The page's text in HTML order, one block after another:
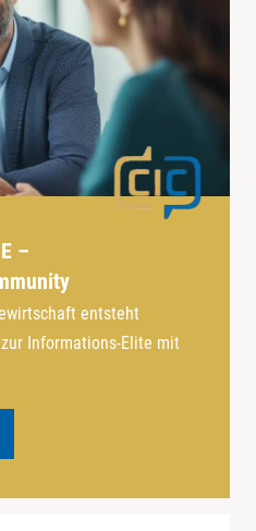
–
entsteht
Informations-Elite mit